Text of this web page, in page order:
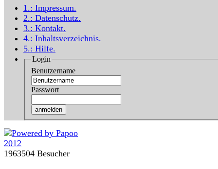
1.: Impressum.
2.: Datenschutz.
3.: Kontakt.
4.: Inhaltsverzeichnis.
5.: Hilfe.
Login
Benutzername
Passwort
1963504 Besucher